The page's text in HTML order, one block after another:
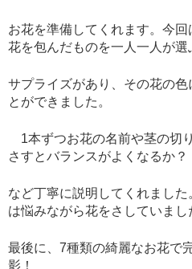
お花を準備してくれます。今
花を包んだものを一人一人が選
サプライズがあり、その花の色
とができました。
1本ずつお花の名前や茎の切
さすとバランスがよくなるか？
など丁寧に説明してくれまし
は悩みながら花をさしていまし
最後に、7種類の綺麗なお花で
影！